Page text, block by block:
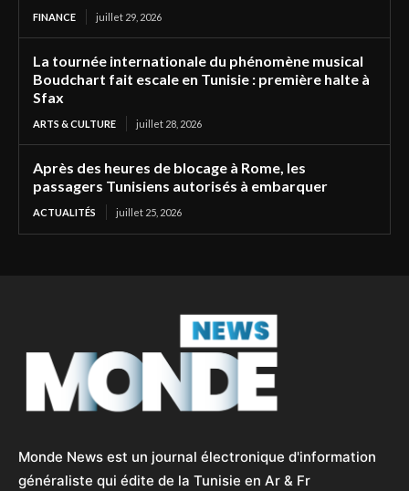
FINANCE juillet 29, 2026
La tournée internationale du phénomène musical
Boudchart fait escale en Tunisie : première halte à
Sfax
ARTS & CULTURE juillet 28, 2026
Après des heures de blocage à Rome, les
passagers Tunisiens autorisés à embarquer
ACTUALITÉS juillet 25, 2026
Monde News est un journal électronique d'information
généraliste qui édite de la Tunisie en Ar & Fr